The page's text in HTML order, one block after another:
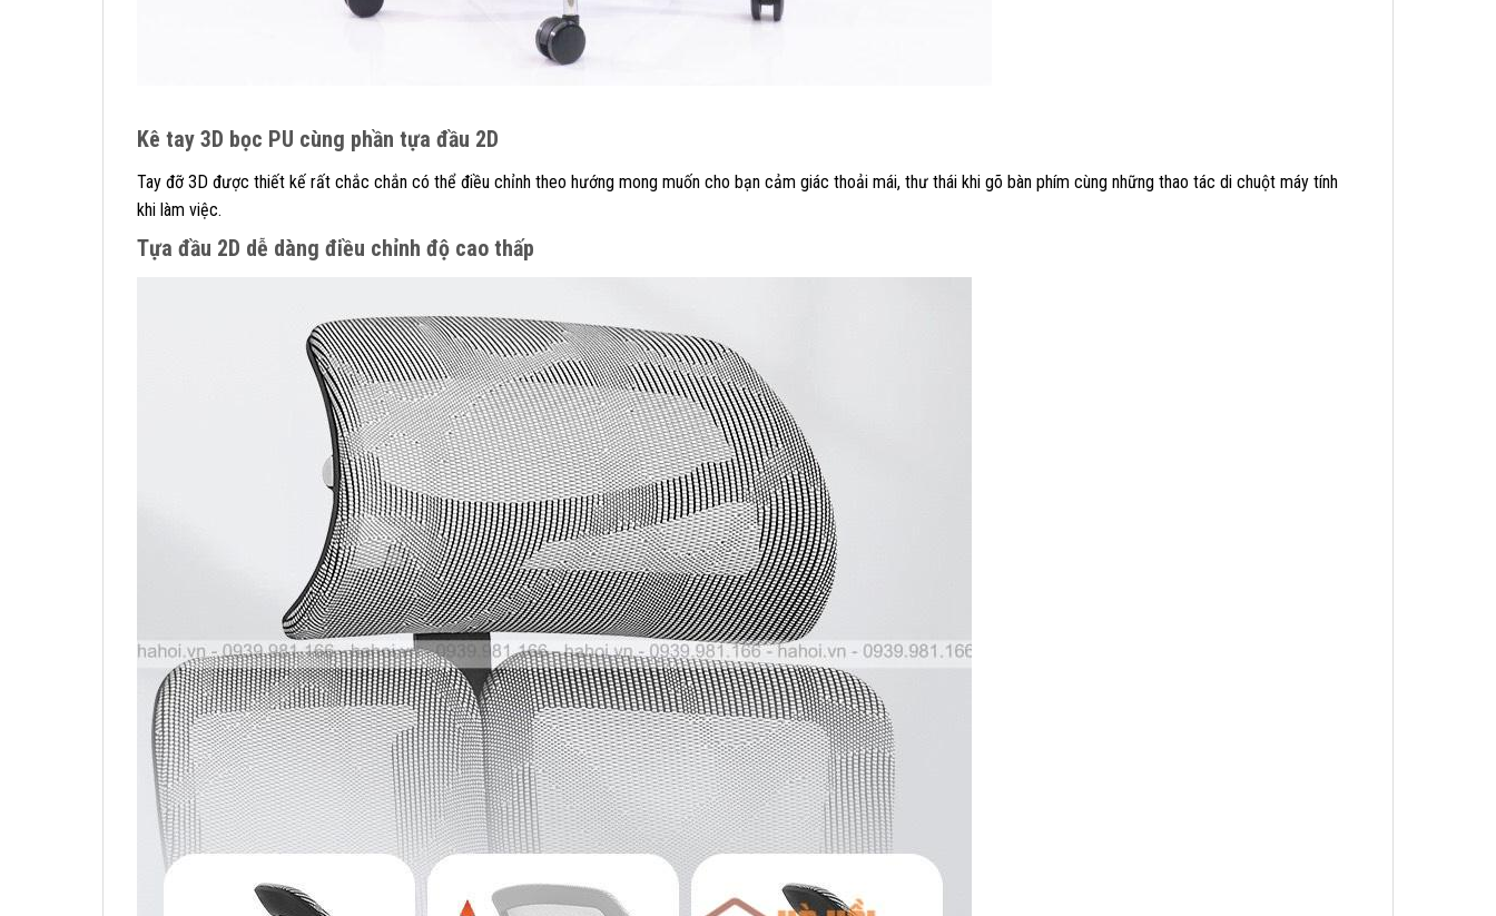
Kê tay 3D bọc PU cùng phần tựa đầu 2D
Tay đỡ 3D được thiết kế rất chắc chắn có thể điều chỉnh theo hướng mong muốn cho bạn cảm giác thoải mái, thư thái khi gõ bàn phím cùng những thao tác di chuột máy tính
khi làm việc.
Tựa đầu 2D dễ dàng điều chỉnh độ cao thấp